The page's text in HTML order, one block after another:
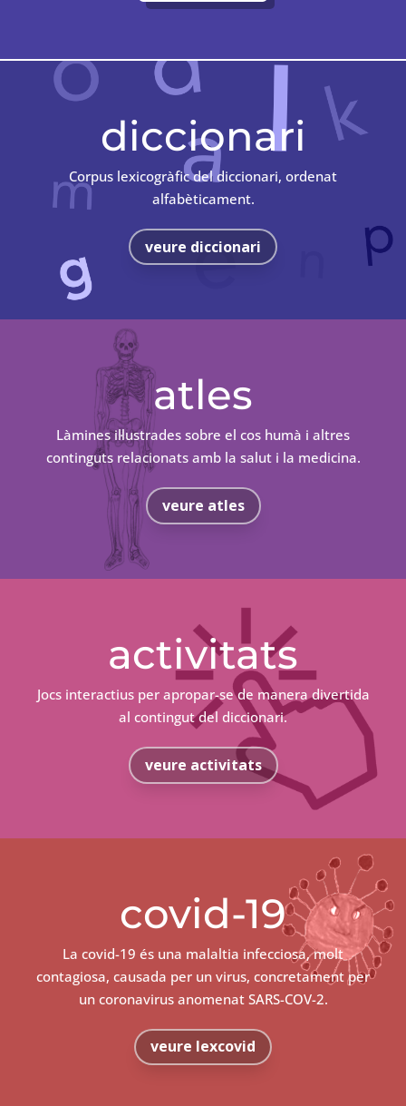
diccionari
Corpus lexicogràfic del diccionari, ordenat
alfabèticament.
veure diccionari
atles
Làmines il·lustrades sobre el cos humà i altres
continguts relacionats amb la salut i la medicina.
veure atles
activitats
Jocs interactius per apropar-se de manera divertida
al contingut del diccionari.
veure activitats
covid-19
La covid-19 és una malaltia infecciosa, molt
contagiosa, causada per un virus, concretament per
un coronavirus anomenat SARS-COV-2.
veure lexcovid